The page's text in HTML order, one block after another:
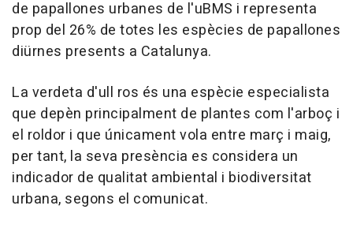
de papallones urbanes de l'uBMS i representa
prop del 26% de totes les espècies de papallones
diürnes presents a Catalunya.
La verdeta d'ull ros és una espècie especialista
que depèn principalment de plantes com l'arboç i
el roldor i que únicament vola entre març i maig,
per tant, la seva presència es considera un
indicador de qualitat ambiental i biodiversitat
urbana, segons el comunicat.